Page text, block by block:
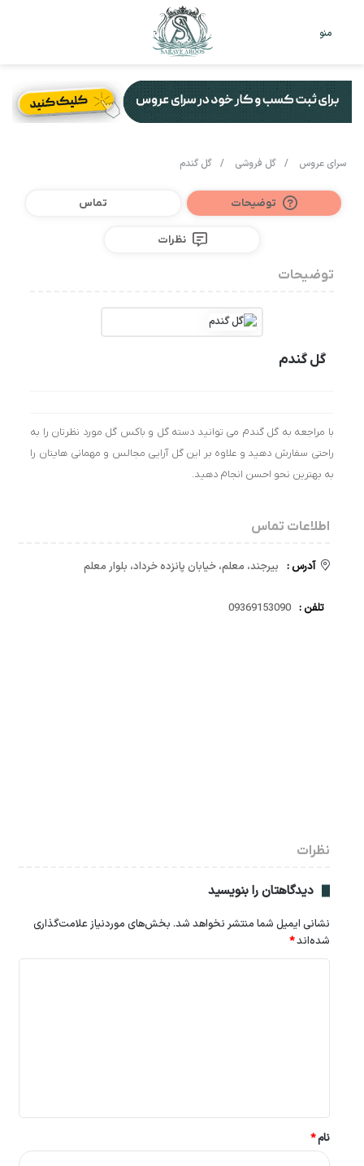
منو
سرای عروس / گل فروشی / گل گندم
توضیحات تماس
نظرات
توضیحات
گل گندم
با مراجعه به گل گندم می توانید دسته گل و باکس گل مورد نظرتان را به
راحتی سفارش دهید و علاوه بر این گل آرایی مجالس و مهمانی هایتان را
به بهترین نحو احسن انجام دهید.
اطلاعات تماس
آدرس : بیرجند، معلم، خیابان پانزده خرداد، بلوار معلم
تلفن : 09369153090
نظرات
دیدگاهتان را بنویسید
نشانی ایمیل شما منتشر نخواهد شد. بخش‌های موردنیاز علامت‌گذاری
شده‌اند*
*
نام*